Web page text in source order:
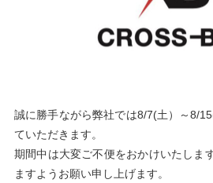
誠に勝手ながら弊社では8/7(土）～8/
ていただきます。
期間中は大変ご不便をおかけいたしま
ますようお願い申し上げます。